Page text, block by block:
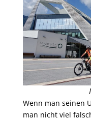
Wenn man seinen
man nicht viel